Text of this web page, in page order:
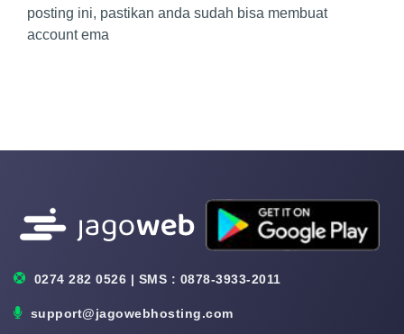
posting ini, pastikan anda sudah bisa membuat
account ema
0274 282 0526 | SMS : 0878-3933-2011
support@jagowebhosting.com